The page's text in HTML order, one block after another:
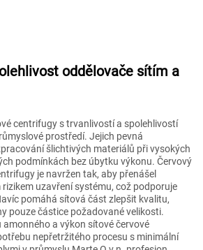
oddělovače sítím a
centrifugy s trvanlivostí a spolehlivostí
prostředí. Jejich pevná
šlichtivých materiálů při vysokých
podmínkách bez úbytku výkonu. Červový
je navržen tak, aby přenášel
uzavření systému, což podporuje
pomáhá sítová část zlepšit kvalitu,
pouze částice požadované velikosti.
a výkon sítové červové
nepřetržitého procesu s minimální